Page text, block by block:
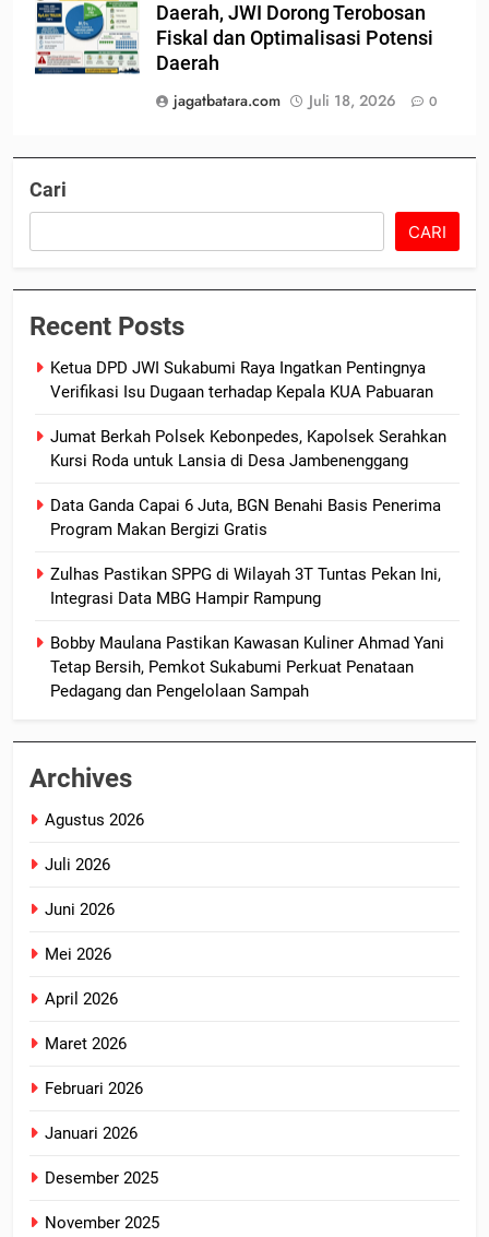
Daerah, JWI Dorong Terobosan
Fiskal dan Optimalisasi Potensi
Daerah
jagatbatara.com
Juli 18, 2026 0
Cari
CARI
Recent Posts
Ketua DPD JWI Sukabumi Raya Ingatkan Pentingnya
Verifikasi Isu Dugaan terhadap Kepala KUA Pabuaran
Jumat Berkah Polsek Kebonpedes, Kapolsek Serahkan
Kursi Roda untuk Lansia di Desa Jambenenggang
Data Ganda Capai 6 Juta, BGN Benahi Basis Penerima
Program Makan Bergizi Gratis
Zulhas Pastikan SPPG di Wilayah 3T Tuntas Pekan Ini,
Integrasi Data MBG Hampir Rampung
Bobby Maulana Pastikan Kawasan Kuliner Ahmad Yani
Tetap Bersih, Pemkot Sukabumi Perkuat Penataan
Pedagang dan Pengelolaan Sampah
Archives
Agustus 2026
Juli 2026
Juni 2026
Mei 2026
April 2026
Maret 2026
Februari 2026
Januari 2026
Desember 2025
November 2025